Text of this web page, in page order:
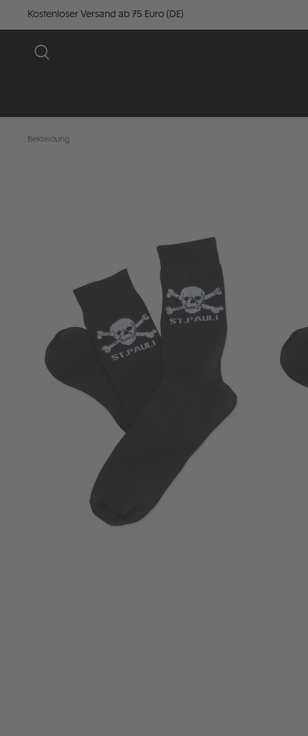
Kostenloser Versand ab 75 Euro (DE)
Bekleidung